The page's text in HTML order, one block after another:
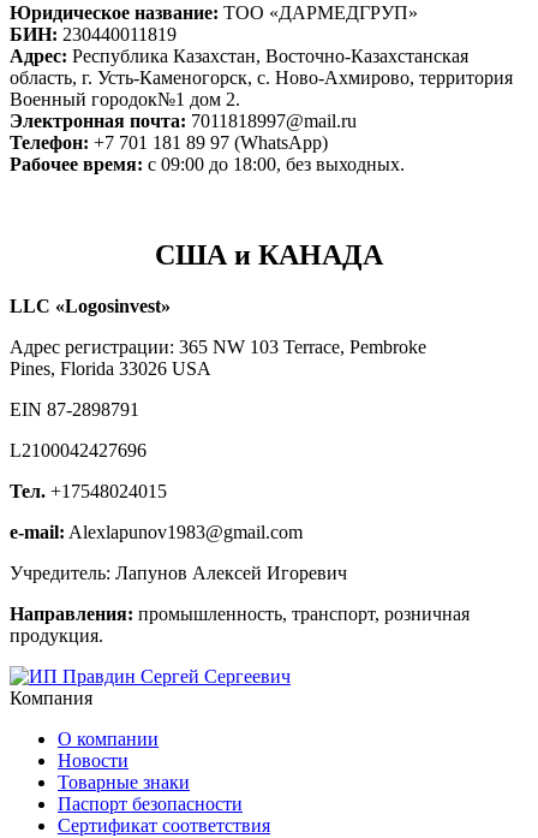
Юридическое название: ТОО «ДАРМЕДГРУП»
БИН: 230440011819
Адрес: Республика Казахстан, Восточно-Казахстанская
область, г. Усть-Каменогорск, с. Ново-Ахмирово, территория
Военный городок№1 дом 2.
Электронная почта: 7011818997@mail.ru
Телефон: +7 701 181 89 97 (WhatsApp)
Рабочее время: с 09:00 до 18:00, без выходных.
США и КАНАДА
LLC «Logosinvest»
Адрес регистрации: 365 NW 103 Terrace, Pembroke
Pines, Florida 33026 USA
EIN 87-2898791
L2100042427696
Тел. +17548024015
e-mail: Alexlapunov1983@gmail.com
Учредитель: Лапунов Алексей Игоревич
Направления: промышленность, транспорт, розничная
продукция.
Компания
О компании
Новости
Товарные знаки
Паспорт безопасности
Сертификат соответствия